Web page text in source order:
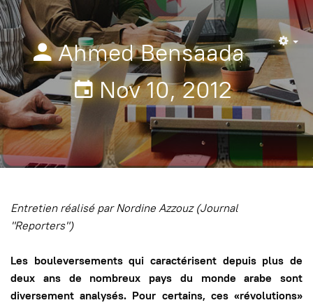
Ahmed Bensaada
Nov 10, 2012
Entretien réalisé par Nordine Azzouz (Journal
"Reporters")
Les bouleversements qui caractérisent depuis plus de
deux ans de nombreux pays du monde arabe sont
diversement analysés. Pour certains, ces «révolutions»